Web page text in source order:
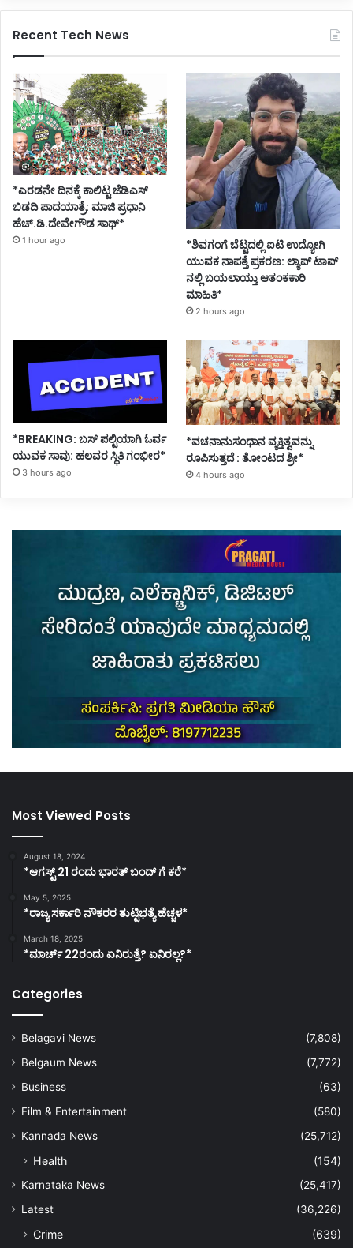
Recent Tech News
*ಎರಡನೇ ದಿನಕ್ಕೆ ಕಾಲಿಟ್ಟ ಜೆಡಿಎಸ್
ಬಿಡದಿ ಪಾದಯಾತ್ರೆ: ಮಾಜಿ ಪ್ರಧಾನಿ
ಹೆಚ್.ಡಿ.ದೇವೇಗೌಡ ಸಾಥ್*
1 hour ago
*ಶಿವಗಂಗೆ ಬೆಟ್ಟದಲ್ಲಿ ಐಟಿ ಉದ್ಯೋಗಿ
ಯುವಕ ನಾಪತ್ತೆ ಪ್ರಕರಣ: ಲ್ಯಾಪ್ ಟಾಪ್
ನಲ್ಲಿ ಬಯಲಾಯ್ತು ಆತಂಕಕಾರಿ
ಮಾಹಿತಿ*
2 hours ago
*BREAKING: ಬಸ್ ಪಲ್ಟಿಯಾಗಿ ಓರ್ವ
ಯುವಕ ಸಾವು: ಹಲವರ ಸ್ಥಿತಿ ಗಂಭೀರ*
3 hours ago
*ವಚನಾನುಸಂಧಾನ ವ್ಯಕ್ತಿತ್ವವನ್ನು
ರೂಪಿಸುತ್ತದೆ : ತೋಂಟದ ಶ್ರೀ*
4 hours ago
Most Viewed Posts
August 18, 2024
*ಆಗಸ್ಟ್ 21 ರಂದು ಭಾರತ್‌ ಬಂದ್‌ ಗೆ ಕರೆ*
May 5, 2025
*ರಾಜ್ಯ ಸರ್ಕಾರಿ ನೌಕರರ ತುಟ್ಟಿಭತ್ಯೆ ಹೆಚ್ಚಳ*
March 18, 2025
*ಮಾರ್ಚ್ 22ರಂದು ಏನಿರುತ್ತೆ? ಏನಿರಲ್ಲ?*
Categories
Belagavi News
(7,808)
Belgaum News
(7,772)
Business
(63)
Film & Entertainment
(580)
Kannada News
(25,712)
Health (154)
Karnataka News
(25,417)
Latest
(36,226)
Crime
(639)